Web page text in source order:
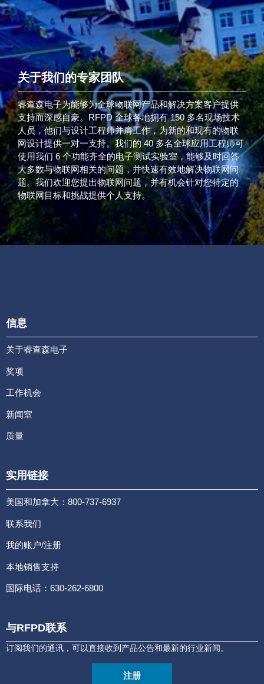
关于我们的专家团队
睿查森电子为能够为全球物联网产品和解决方案客户提供
支持而深感自豪。RFPD 全球各地拥有 150 多名现场技术
人员，他们与设计工程师并肩工作，为新的和现有的物联
网设计提供一对一支持。我们的 40 多名全球应用工程师可
使用我们 6 个功能齐全的电子测试实验室，能够及时回答
大多数与物联网相关的问题，并快速有效地解决物联网问
题。我们欢迎您提出物联网问题，并有机会针对您特定的
物联网目标和挑战提供个人支持。
信息
关于睿查森电子
奖项
工作机会
新闻室
质量
实用链接
美国和加拿大：800-737-6937
联系我们
我的账户/注册
本地销售支持
国际电话：630-262-6800
与RFPD联系
订阅我们的通讯，可以直接收到产品公告和最新的行业新闻。
注册